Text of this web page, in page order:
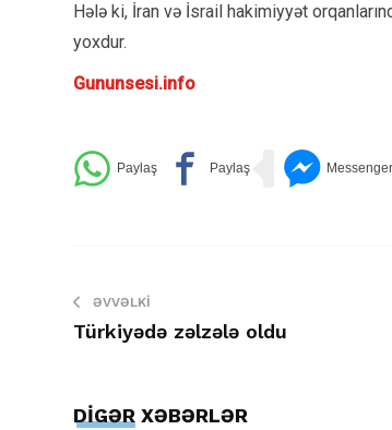
Hələ ki, İran və İsrail hakimiyyət
yoxdur.
Gununsesi.info
ƏVVƏLKI
Türkiyədə zəlzələ oldu
DİGƏR XƏBƏRLƏR